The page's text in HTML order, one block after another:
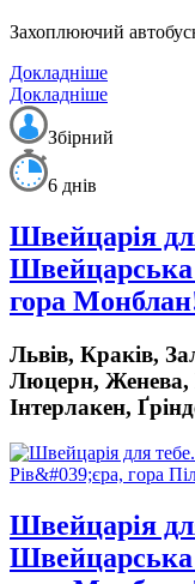
Захоплюючий
Докладніше
Докладніше
Збірний
6 днів
Швейцарія
Швейцарська
гора
Львів, Краків,
Люцерн, Женева,
Інтерлакен,
Швейцарія
Швейцарська